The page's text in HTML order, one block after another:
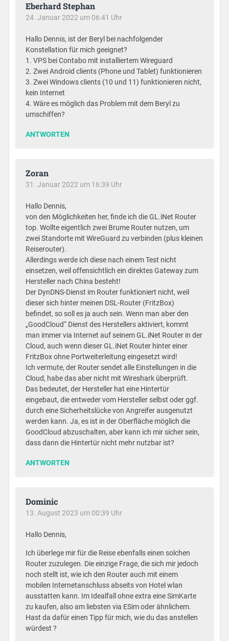
Eberhard Stephan
24. Januar 2022 um 06:41 Uhr
Hallo Dennis, ist der Beryl bei nachfolgender
Konstellation für mich geeignet?
1. VPS bei Contabo mit installiertem Wireguard
2. Zwei Android clients (Phone und Tablet) funktionieren
3. Zwei Windows clients (10 und 11) funktionieren nicht,
kein Internet
4. Wäre es möglich das Problem mit dem Beryl zu
umschiffen?
ANTWORTEN
Zoran
31. Januar 2022 um 16:39 Uhr
Hallo Dennis,
von den Möglichkeiten her, finde ich die GL.iNet Router
top. Wollte eigentlich zwei Brume Router nutzen, um
zwei Standorte mit WireGuard zu verbinden (plus kleinen
Reiserouter).
Allerdings werde ich diese nach einem Test nicht
einsetzen, weil offensichtlich ein direktes Gateway zum
Hersteller nach China besteht!
Der DynDNS-Dienst im Router funktioniert nicht, weil
dieser sich hinter meinen DSL-Router (FritzBox)
befindet, so soll es ja auch sein. Wenn man aber den
„GoodCloud“ Dienst des Herstellers aktiviert, kommt
man immer via Internet auf seinem GL.iNet Router in der
Cloud, auch wenn dieser GL.iNet Router hinter einer
FritzBox ohne Portweiterleitung eingesetzt wird!
Ich vermute, der Router sendet alle Einstellungen in die
Cloud, habe das aber nicht mit Wireshark überprüft.
Das bedeutet, der Hersteller hat eine Hintertür
eingebaut, die entweder vom Hersteller selbst oder ggf.
durch eine Sicherheitslücke von Angreifer ausgenutzt
werden kann. Ja, es ist in der Oberfläche möglich die
GoodCloud abzuschalten, aber kann ich mir sicher sein,
dass dann die Hintertür nicht mehr nutzbar ist?
ANTWORTEN
Dominic
13. August 2023 um 00:39 Uhr
Hallo Dennis,
Ich überlege mir für die Reise ebenfalls einen solchen
Router zuzulegen. Die einzige Frage, die sich mir jedoch
noch stellt ist, wie ich den Router auch mit einem
mobilen Internetanschluss abseits von Hotel wlan
ausstatten kann. Im Idealfall ohne extra eine SimKarte
zu kaufen, also am liebsten via ESim oder ähnlichem.
Hast da dafür einen Tipp für mich, wie du das anstellen
würdest ?